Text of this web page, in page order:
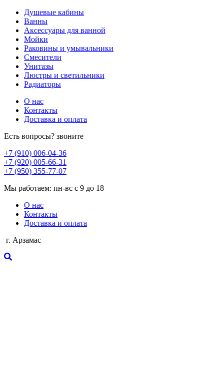
Душевые кабины
Ванны
Аксессуары для ванной
Мойки
Раковины и умывальники
Смесители
Унитазы
Люстры и светильники
Радиаторы
О нас
Контакты
Доставка и оплата
Есть вопросы? звоните
+7 (910) 006-04-36
+7 (920) 005-66-31
+7 (950) 355-77-07
Мы работаем: пн-вс с 9 до 18
О нас
Контакты
Доставка и оплата
г. Арзамас